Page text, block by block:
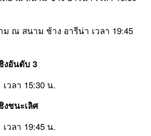
ม ณ สนาม ช้าง อารีน่า เวลา 19:45
งอันดับ 3
วลา 15:30 น.
ชนะเลิศ
วลา 19:45 น.